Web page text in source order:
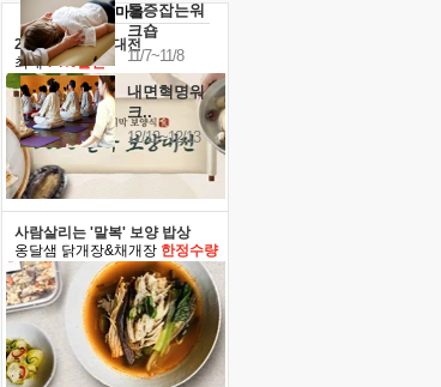
통증잡는워
크숍
11/7~11/8
내면혁명워
크..
12/12~12/13
2026 말복 보양대전
최대74%할인
사람살리는 '말복' 보양 밥상
옹달샘 닭개장&채개장 한정수량